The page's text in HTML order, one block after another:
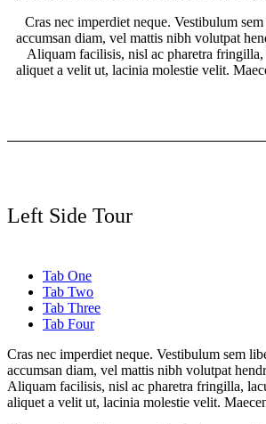
Cras nec imperdiet neque. Vestibulum
accumsan diam, vel mattis nibh volutpat
Aliquam facilisis, nisl ac pharetra fringilla,
aliquet a velit ut, lacinia molestie velit.
Left Side Tour
Tab One
Tab Two
Tab Three
Tab Four
Cras nec imperdiet neque. Vestibulum sem
accumsan diam, vel mattis nibh volutpat
Aliquam facilisis, nisl ac pharetra fringilla,
aliquet a velit ut, lacinia molestie velit.